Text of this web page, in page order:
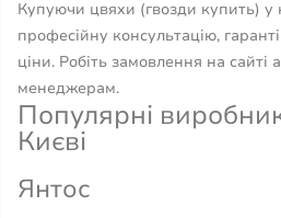
Купуючи цвяхи (гвозди купить) у
професійну консультацію,
ціни. Робіть замовлення на
менеджерам.
Популярні
Києві
Янтос